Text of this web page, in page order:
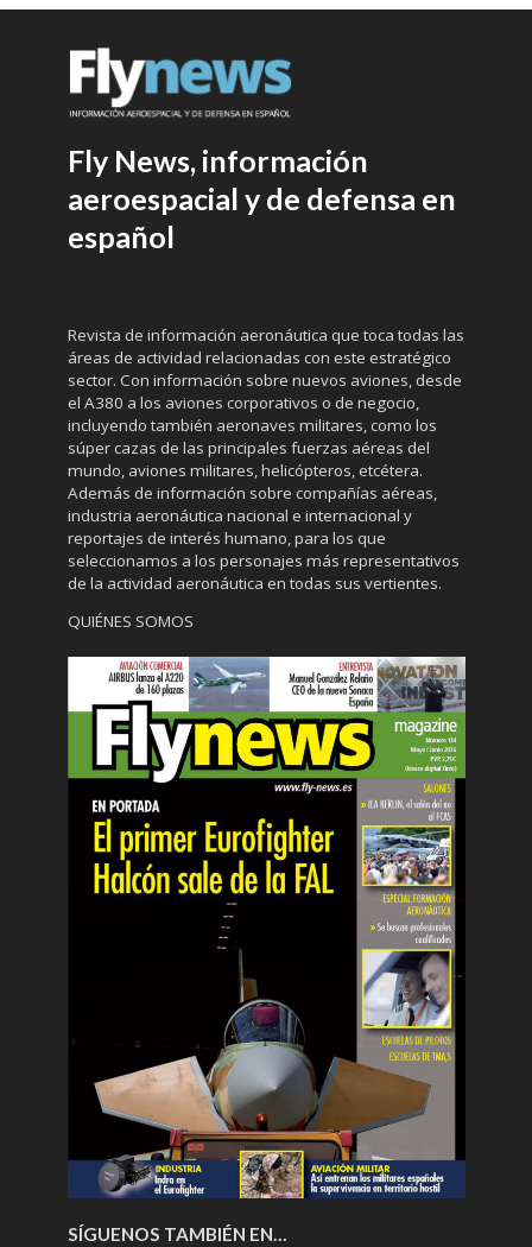
Fly News, información
aeroespacial y de defensa en
español
Revista de información aeronáutica que toca todas las
áreas de actividad relacionadas con este estratégico
sector. Con información sobre nuevos aviones, desde
el A380 a los aviones corporativos o de negocio,
incluyendo también aeronaves militares, como los
súper cazas de las principales fuerzas aéreas del
mundo, aviones militares, helicópteros, etcétera.
Además de información sobre compañías aéreas,
industria aeronáutica nacional e internacional y
reportajes de interés humano, para los que
seleccionamos a los personajes más representativos
de la actividad aeronáutica en todas sus vertientes.
QUIÉNES SOMOS
SÍGUENOS TAMBIÉN EN…